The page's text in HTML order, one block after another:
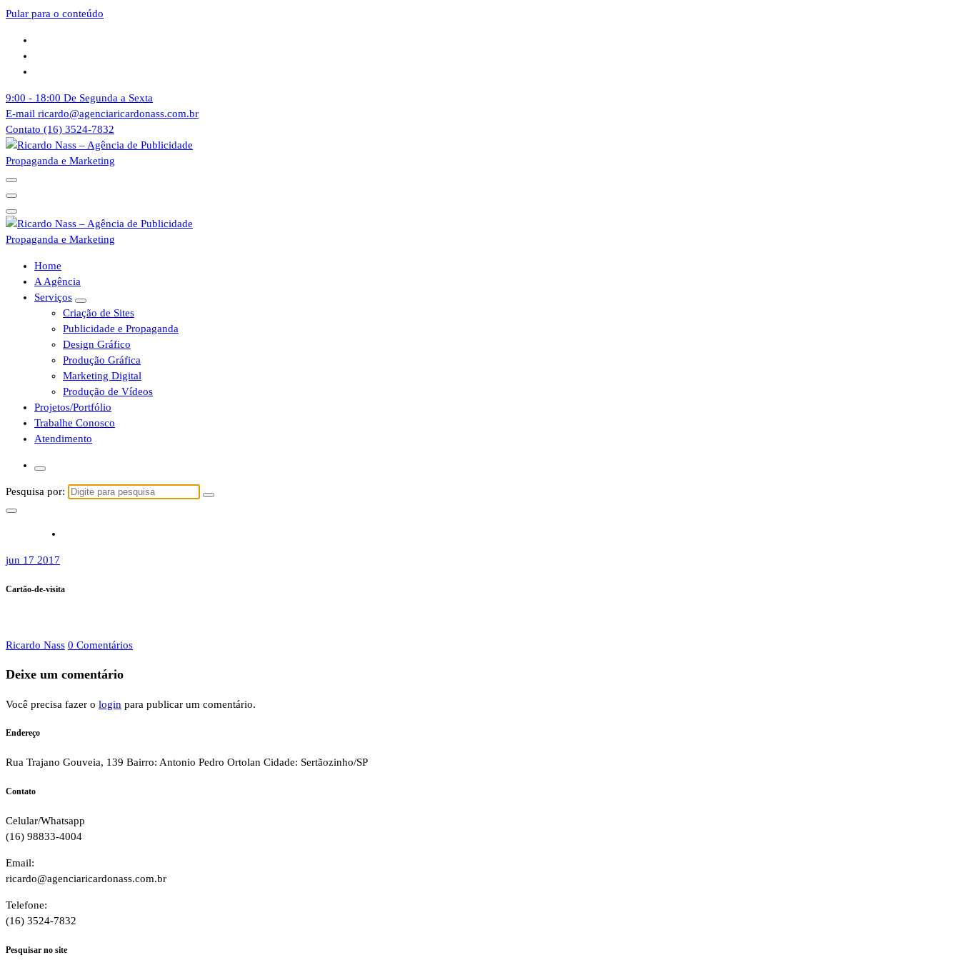
Pular para o conteúdo
9:00 - 18:00 De Segunda a Sexta
E-mail ricardo@agenciaricardonass.com.br
Contato (16) 3524-7832
Agência de Publicidade Ricardo Nass. Empresa especializadas em comunicação offline e online, Nossa agência atende empresas da cidade de Sertãozinho, Ribeirão Preto e todo o Brasil
Home
A Agência
Serviços
Criação de Sites
Publicidade e Propaganda
Design Gráfico
Produção Gráfica
Marketing Digital
Produção de Vídeos
Projetos/Portfólio
Trabalhe Conosco
Atendimento
Pesquisa por:
jun 17 2017
Cartão-de-visita
Ricardo Nass 0 Comentários
Deixe um comentário
Você precisa fazer o login para publicar um comentário.
Endereço
Rua Trajano Gouveia, 139 Bairro: Antonio Pedro Ortolan Cidade: Sertãozinho/SP
Contato
Celular/Whatsapp
(16) 98833-4004
Email:
ricardo@agenciaricardonass.com.br
Telefone:
(16) 3524-7832
Pesquisar no site